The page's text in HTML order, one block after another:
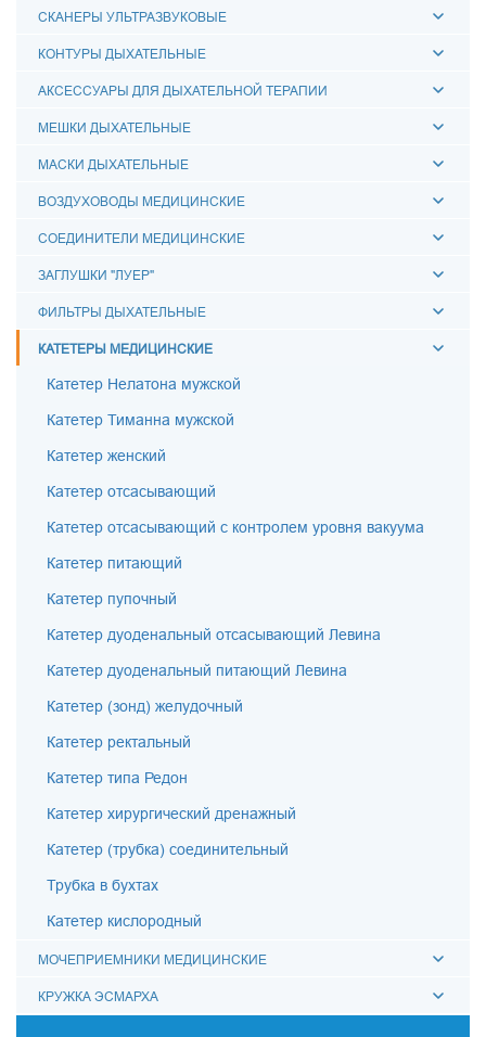
СКАНЕРЫ УЛЬТРАЗВУКОВЫЕ
КОНТУРЫ ДЫХАТЕЛЬНЫЕ
АКСЕССУАРЫ ДЛЯ ДЫХАТЕЛЬНОЙ ТЕРАПИИ
МЕШКИ ДЫХАТЕЛЬНЫЕ
МАСКИ ДЫХАТЕЛЬНЫЕ
ВОЗДУХОВОДЫ МЕДИЦИНСКИЕ
СОЕДИНИТЕЛИ МЕДИЦИНСКИЕ
ЗАГЛУШКИ "ЛУЕР"
ФИЛЬТРЫ ДЫХАТЕЛЬНЫЕ
КАТЕТЕРЫ МЕДИЦИНСКИЕ
Катетер Нелатона мужской
Катетер Тиманна мужской
Катетер женский
Катетер отсасывающий
Катетер отсасывающий с контролем уровня вакуума
Катетер питающий
Катетер пупочный
Катетер дуоденальный отсасывающий Левина
Катетер дуоденальный питающий Левина
Катетер (зонд) желудочный
Катетер ректальный
Катетер типа Редон
Катетер хирургический дренажный
Катетер (трубка) соединительный
Трубка в бухтах
Катетер кислородный
МОЧЕПРИЕМНИКИ МЕДИЦИНСКИЕ
КРУЖКА ЭСМАРХА